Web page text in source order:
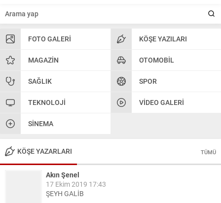
FOTO GALERI KÖŞE YAZILARI
MAGAZIN OTOMOBIL
SAĞLIK SPOR
TEKNOLOJI VIDEO GALERI
SINEMA
KÖŞE YAZARLARI TÜMÜ
Akın Şenel
17 Ekim 2019 17:43
ŞEYH GALİB